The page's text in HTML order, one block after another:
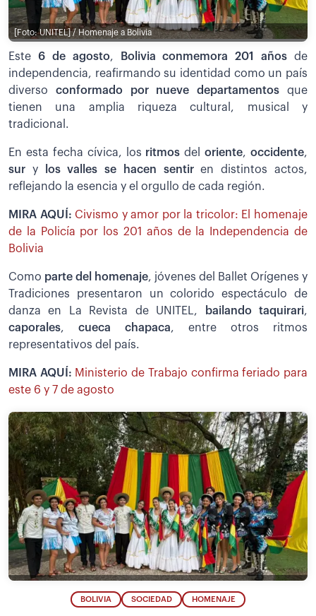
[Foto: UNITEL] / Homenaje a Bolivia
Este 6 de agosto, Bolivia conmemora 201 años de
independencia, reafirmando su identidad como un país
diverso conformado por nueve departamentos que
tienen una amplia riqueza cultural, musical y
tradicional.
En esta fecha cívica, los ritmosdeloriente, occidente,
sur y los valles se hacen sentiren distintos actos,
reflejando la esencia y el orgullo de cada región.
MIRA AQUÍ: Civismo y amor por la tricolor: El homenaje
de la Policía por los 201 años de la Independencia de
Bolivia
Como parte del homenaje, jóvenes del Ballet Orígenes y
Tradiciones presentaron un colorido espectáculo de
danza en La Revista de UNITEL,
bailando taquirari,
caporales, cueca chapaca, entre otros ritmos
representativos del país.
MIRA AQUÍ: Ministerio de Trabajo confirma feriado para
este 6 y 7 de agosto
BOLIVIA SOCIEDAD HOMENAJE